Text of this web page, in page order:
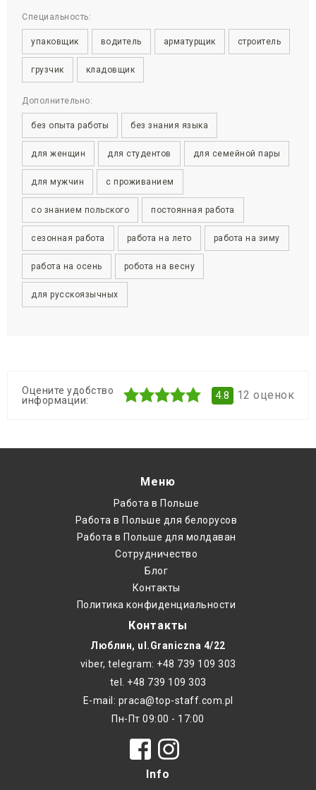
Специальность:
упаковщик водитель арматурщик строитель
грузчик кладовщик
Дополнительно:
без опыта работы без знания языка
для женщин для студентов для семейной пары
для мужчин с проживанием
со знанием польского постоянная работа
сезонная работа работа на лето работа на зиму
работа на осень робота на весну
для русскоязычных
Оцените удобство
информации:
4.8 12 оценок
Меню
Работа в Польше
Работа в Польше для белорусов
Работа в Польше для молдаван
Cотрудничество
Блог
Контакты
Политика конфиденциальности
Контакты
Люблин, ul.Graniczna 4/22
viber, telegram: +48 739 109 303
tel. +48 739 109 303
E-mail: praca@top-staff.com.pl
Пн-Пт 09:00 - 17:00
Info